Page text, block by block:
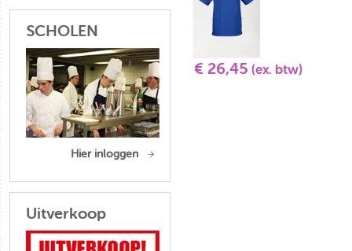
SCHOLEN
Hier inloggen
Uitverkoop
€ 26,45 (ex. btw)